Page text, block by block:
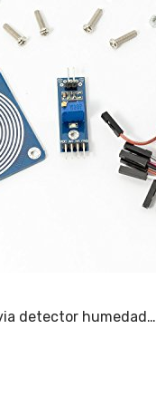
detector humedad…